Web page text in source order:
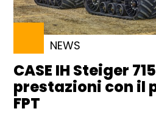
NEWS
CASE IH Steiger
prestazioni con il
FPT